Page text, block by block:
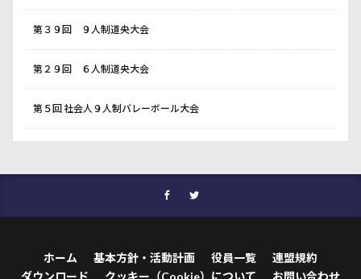
第３９回 ９人制道央大会
第２９回 ６人制道央大会
第５回 社会人９人制バレーボール大会
ホーム 基本方針・活動計画 役員一覧
連盟規約